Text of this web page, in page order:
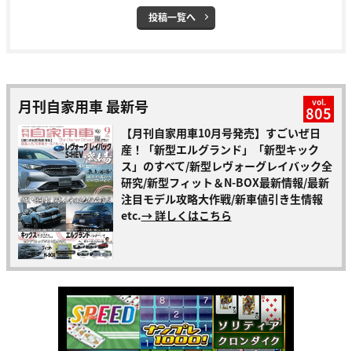
投稿一覧へ
月刊自家用車 最新号 vol.
805
【月刊自家用車10月号発売】すごいぜ日
産！「新型エルグランド」「新型キック
ス」のすべて/新型レヴォーグレイバック全
研究/新型フィット＆N-BOX最新情報/最新
注目モデル攻略大作戦/新車値引き生情報
etc.→ 詳しくはこちら